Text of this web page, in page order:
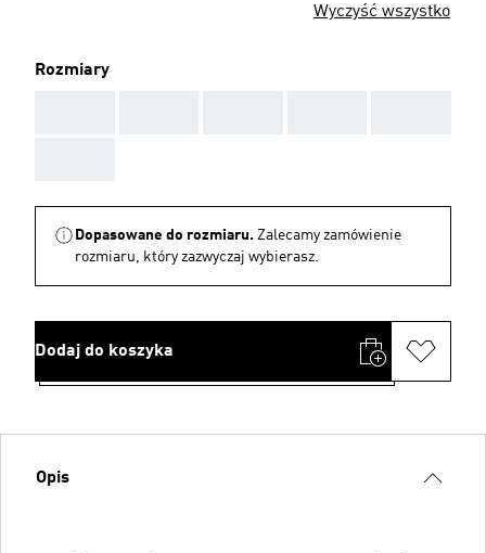
Wyczyść wszystko
Rozmiary
Dopasowane do rozmiaru. Zalecamy zamówienie
rozmiaru, który zazwyczaj wybierasz.
Dodaj do koszyka
Opis